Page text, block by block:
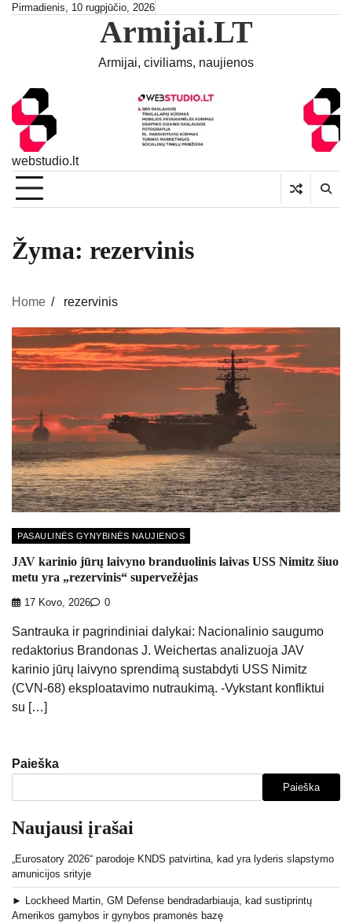
SkipPirmadienis, 10 rugpjūčio, 2026
Armijai.LT
Armijai, civiliams, naujienos
webstudio.lt
Žyma: rezervinis
Home rezervinis
PASAULINĖS GYNYBINĖS NAUJIENOS
JAV karinio jūrų laivyno branduolinis laivas USS Nimitz šiuo
metu yra „rezervinis“ supervežėjas
17 Kovo, 2026 0
Santrauka ir pagrindiniai dalykai: Nacionalinio saugumo
redaktorius Brandonas J. Weichertas analizuoja JAV
karinio jūrų laivyno sprendimą sustabdyti USS Nimitz
(CVN-68) eksploatavimo nutraukimą. -Vykstant konfliktui
su […]
Paieška
Paieška
Naujausi įrašai
„Eurosatory 2026“ parodoje KNDS patvirtina, kad yra lyderis slapstymo
amunicijos srityje
► Lockheed Martin, GM Defense bendradarbiauja, kad sustiprintų
Amerikos gamybos ir gynybos pramonės bazę